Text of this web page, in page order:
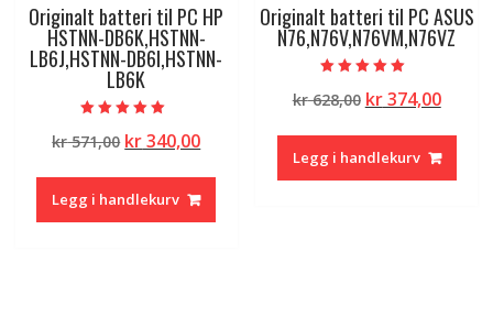
Originalt batteri til PC HP
HSTNN-DB6K,HSTNN-
LB6J,HSTNN-DB6I,HSTNN-
LB6K
5.00
av 5
kr571,00 Opprinnelig
var:
kr 571,00.
kr340,00Nåværende
kr 340,00.
Legg i handlekurv
Originalt batteri til PC ASUS
N76,N76V,N76VM,N76VZ
5.00
av 5
kr628,00 Opprinnelig
var:
kr 628,00.
kr374,00
kr
Legg i handlekurv